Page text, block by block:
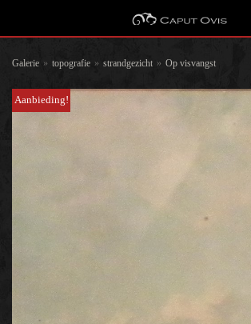
naar
Galerie » topografie » strandgezicht » Op visvangst
Aanbieding!